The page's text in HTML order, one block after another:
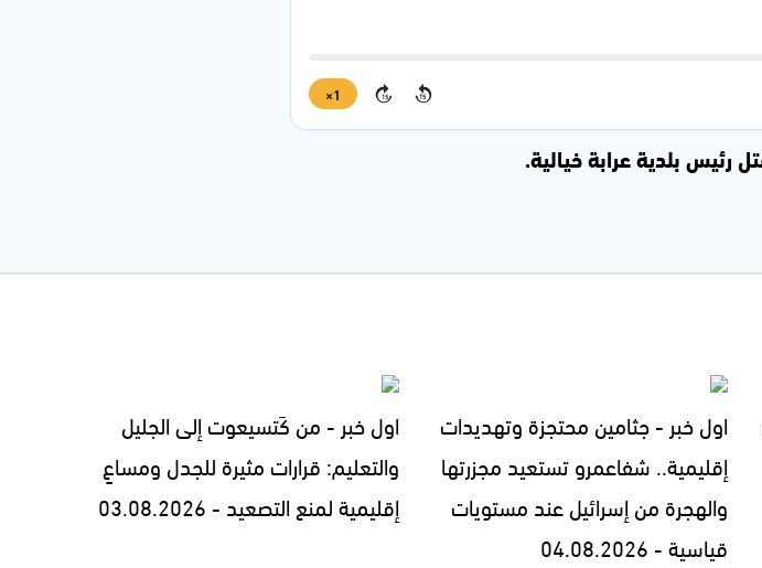
15
15
1×
بلدية عرابة خيالية.
اول خبر - جثامين محتجزة وتهديدات
إقليمية.. شفاعمرو تستعيد مجزرتها
والهجرة من إسرائيل عند مستويات
قياسية - 04.08.2026
اول خبر - من كَتسيعوت إلى الجليل
والتعليم: قرارات مثيرة للجدل ومساعٍ
إقليمية لمنع التصعيد - 03.08.2026